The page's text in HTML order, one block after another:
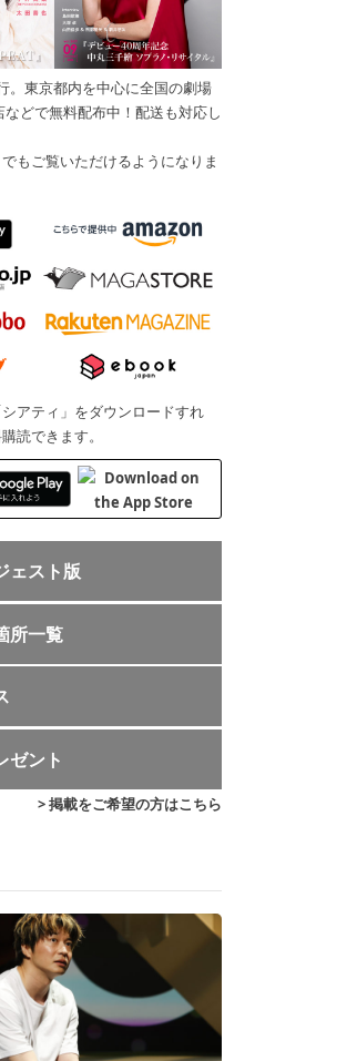
。東京都内を中心に全国の劇場
などで無料配布中！配送も対応し
もご覧いただけるようになりま
アティ」をダウンロードすれ
読できます。
ェスト版
所一覧
ゼント
> 掲載をご希望の方はこちら